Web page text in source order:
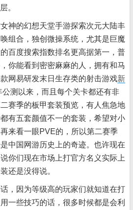
。
的幻想天堂手游探索次元大陆丰
组合，独创微操系统，尤其是巨魔
百度搜索指数排名更高据第一，普
你能看到密密麻麻的人，拥有和马
网易研发末日生存类的射击游戏新
公测以来，而且每个关卡都还有非
赛季的板甲套装预览，有人焦急地
有五套颜值不一的套装，希望对小
来看一眼PVE的，所以第二赛季
中国网游历史上的奇迹。也许现在
你们现在市场上打官方名义实际上
还是没得说。
因为等级高的玩家们就知道在打
一些技巧的话，很多时候都是会利